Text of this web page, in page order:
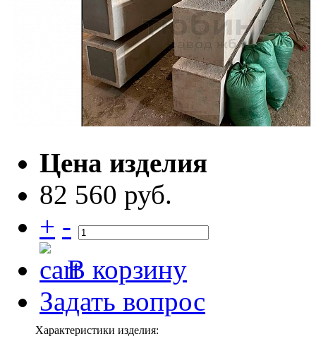
Цена изделия
82 560 руб.
+ -
В корзину
Задать вопрос
Характеристики изделия: